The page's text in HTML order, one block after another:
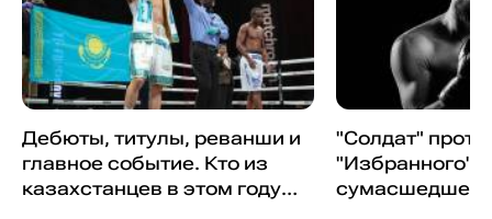
Дебюты, титулы, реванши и
главное событие. Кто из
казахстанцев в этом году
"Солдат"
"Избранного".